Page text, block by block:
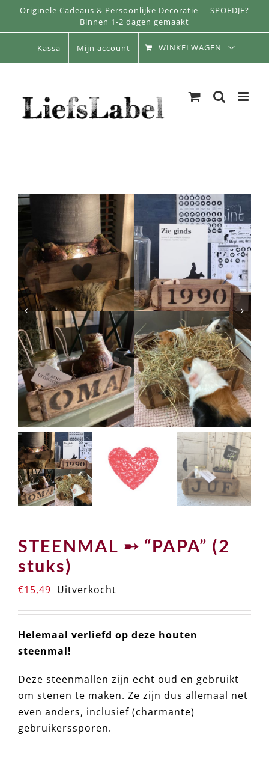
SkipOriginele Cadeaus & Persoonlijke Decoratie | SPOEDJE?
Binnen 1-2 dagen gemaakt
Kassa Mijn account WINKELWAGEN
STEENMAL ➸ “PAPA” (2
stuks)
€15,49 Uitverkocht
Helemaal verliefd op deze houten
steenmal!
Deze steenmallen zijn echt oud en gebruikt
om stenen te maken. Ze zijn dus allemaal net
even anders, inclusief (charmante)
gebruikerssporen.